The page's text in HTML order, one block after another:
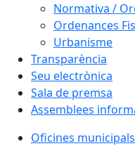
Normativa /
Ordenances
Urbanisme
Transparència
Seu electrònica
Sala de premsa
Assemblees
Oficines municipals